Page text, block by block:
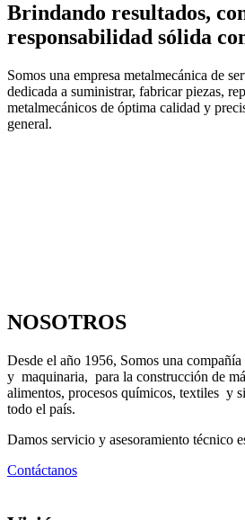
Brindando resultados,
responsabilidad sólida
Somos una empresa metalmecánica de
dedicada a suministrar, fabricar piezas,
metalmecánicos de óptima calidad y
general.
NOSOTROS
Desde el año 1956, Somos una
y maquinaria, para la construcción de
alimentos, procesos químicos, textiles y
todo el país.
Damos servicio y asesoramiento técnico
Contáctanos